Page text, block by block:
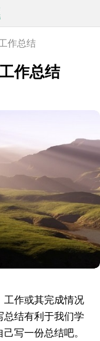
作总结
作总结
工作或其完成情况
总结有利于我们学
写一份总结吧。